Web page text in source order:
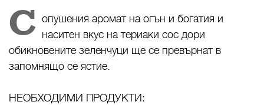
С опушения аромат на огън и богатия и
наситен вкус на териаки сос дори
обикновените зеленчуци ще се превърнат в
запомнящо се ястие.
НЕОБХОДИМИ ПРОДУКТИ: